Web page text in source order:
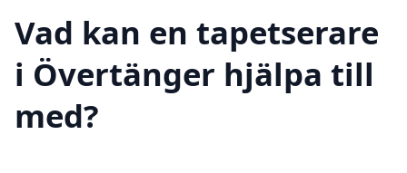
Vad kan en tapetserare
i Övertänger hjälpa till
med?